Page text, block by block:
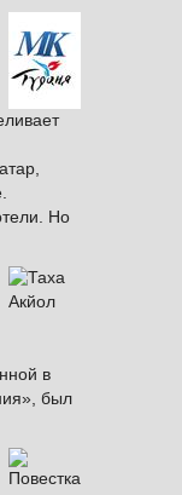
Но
в
был